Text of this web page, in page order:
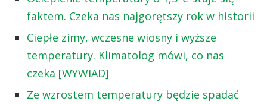
faktem. Czeka nas najgorętszy rok w historii
Ciepłe zimy, wczesne wiosny i wyższe
temperatury. Klimatolog mówi, co nas
czeka [WYWIAD]
Ze wzrostem temperatury będzie spadać